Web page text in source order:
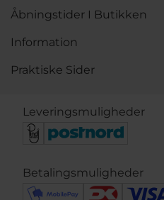
Åbningstider I Butikken
Information
Praktiske Sider
Leveringsmuligheder
Betalingsmuligheder